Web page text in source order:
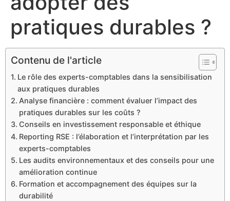
pratiques durables ?
Contenu de l'article
Le rôle des experts-comptables dans la sensibilisation
aux pratiques durables
Analyse financière : comment évaluer l’impact des
pratiques durables sur les coûts ?
Conseils en investissement responsable et éthique
Reporting RSE : l’élaboration et l’interprétation par les
experts-comptables
Les audits environnementaux et des conseils pour une
amélioration continue
Formation et accompagnement des équipes sur la
durabilité